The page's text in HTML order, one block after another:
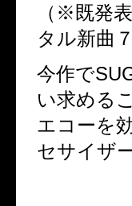
（※既発
タル新曲
今作で
い求める
エコーを
セサイザ